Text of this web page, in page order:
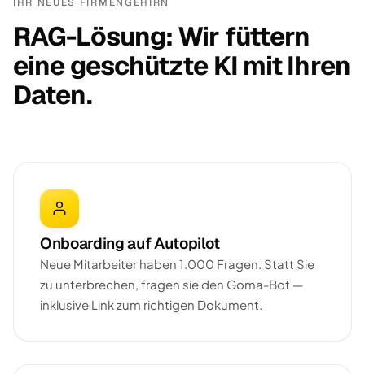
RAG-Lösung: Wir füttern
eine geschützte KI mit Ihren
Daten.
Onboarding auf Autopilot
Neue Mitarbeiter haben 1.000 Fragen. Statt Sie
zu unterbrechen, fragen sie den Goma-Bot —
inklusive Link zum richtigen Dokument.